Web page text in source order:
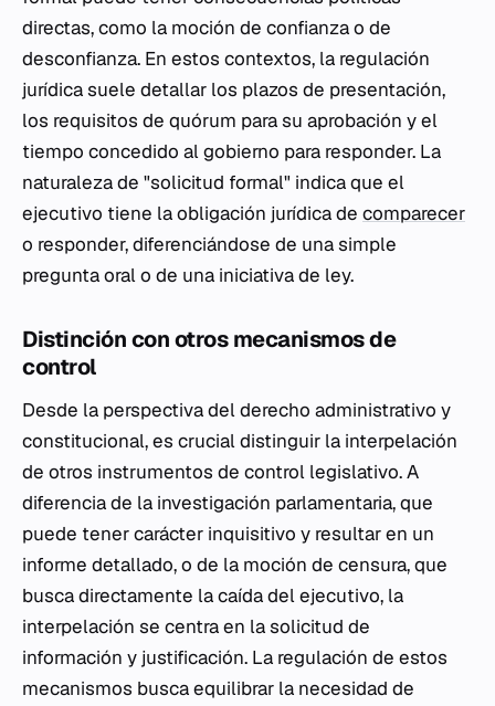
directas, como la moción de confianza o de
desconfianza. En estos contextos, la regulación
jurídica suele detallar los plazos de presentación,
los requisitos de quórum para su aprobación y el
tiempo concedido al gobierno para responder. La
naturaleza de "solicitud formal" indica que el
ejecutivo tiene la obligación jurídica de comparecer
o responder, diferenciándose de una simple
pregunta oral o de una iniciativa de ley.
Distinción con otros mecanismos de
control
Desde la perspectiva del derecho administrativo y
constitucional, es crucial distinguir la interpelación
de otros instrumentos de control legislativo. A
diferencia de la investigación parlamentaria, que
puede tener carácter inquisitivo y resultar en un
informe detallado, o de la moción de censura, que
busca directamente la caída del ejecutivo, la
interpelación se centra en la solicitud de
información y justificación. La regulación de estos
mecanismos busca equilibrar la necesidad de